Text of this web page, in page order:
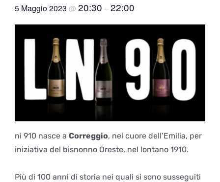
L’associazione
5 Maggio 2023 @ 20:30 –22:00
ni 910 nasce a Correggio, nel cuore dell’Emilia, per
iniziativa del bisnonno Oreste, nel lontano 1910.
Più di 100 anni di storia nei quali si sono susseguiti